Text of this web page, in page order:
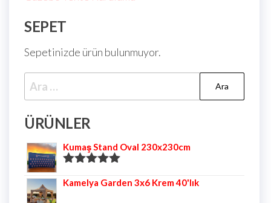
SEPET
Sepetinizde ürün bulunmuyor.
ÜRÜNLER
Kumaş Stand Oval 230x230cm
5.00oy aldı
Kamelya Garden 3x6 Krem 40'lık